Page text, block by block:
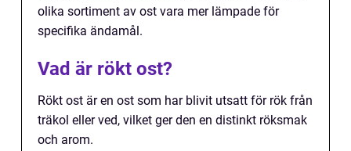
olika sortiment av ost vara mer lämpade för
specifika ändamål.
Vad är rökt ost?
Rökt ost är en ost som har blivit utsatt för rök från
träkol eller ved, vilket ger den en distinkt röksmak
och arom.